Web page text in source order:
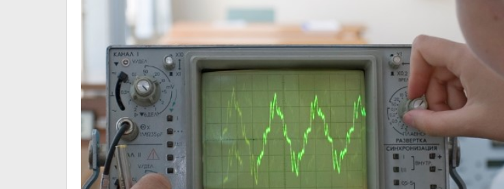
Bidang
Informatika